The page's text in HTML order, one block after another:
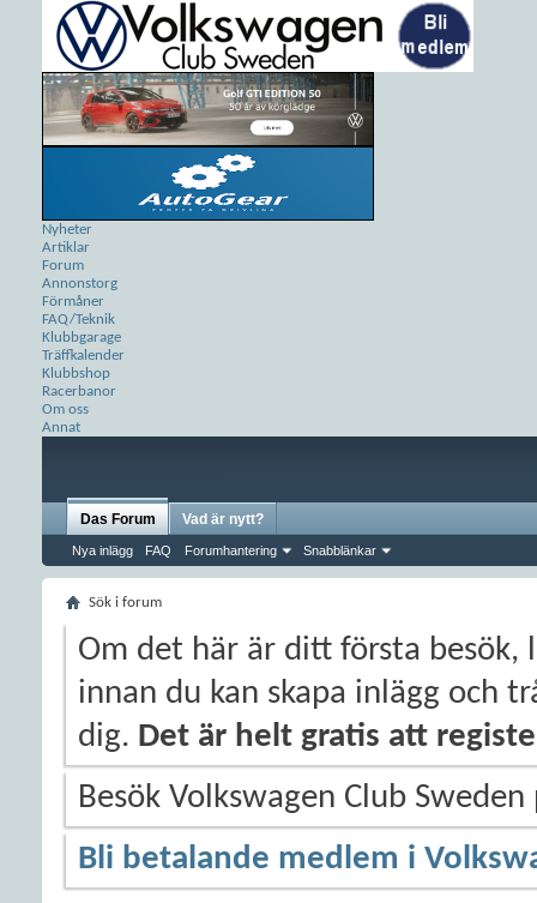
Nyheter
Artiklar
Forum
Annonstorg
Förmåner
FAQ/Teknik
Klubbgarage
Träffkalender
Klubbshop
Racerbanor
Om oss
Annat
Das Forum
Nya inlägg FAQ Forumhantering Snabblänkar
Vad är nytt?
Sök i forum
Om det här är ditt första besök,
innan du kan skapa inlägg och
dig. Det är helt gratis att
Besök Volkswagen Club
Bli betalande medlem i